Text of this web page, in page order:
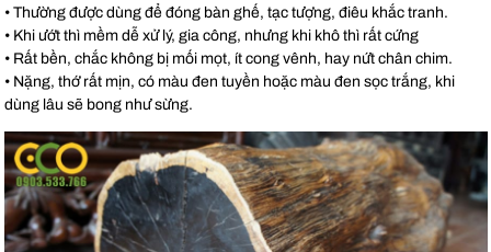
• Thường được dùng để đóng bàn ghế, tạc tượng, điêu khắc tranh.
• Khi ướt thì mềm dễ xử lý, gia công, nhưng khi khô thì rất cứng
• Rất bền, chắc không bị mối mọt, ít cong vênh, hay nứt chân chim.
• Nặng, thớ rất mịn, có màu đen tuyền hoặc màu đen sọc trắng, khi
dùng lâu sẽ bong như sừng.